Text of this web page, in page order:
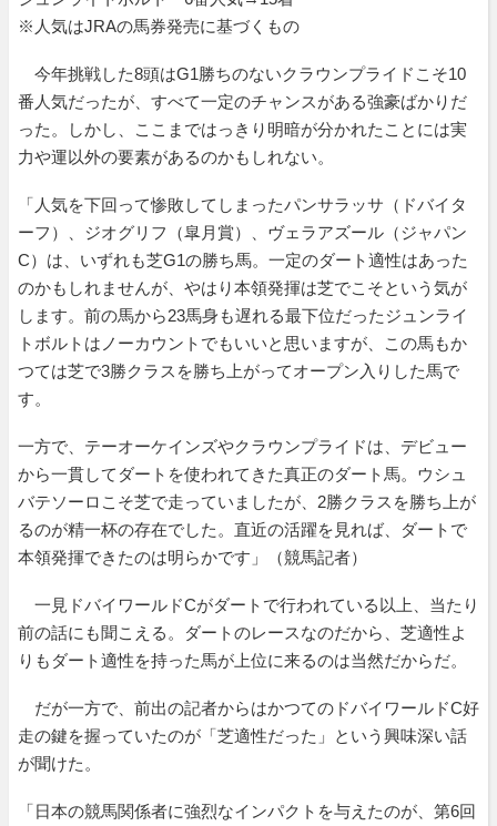
※人気はJRAの馬券発売に基づくもの
今年挑戦した8頭はG1勝ちのないクラウンプライドこそ10
番人気だったが、すべて一定のチャンスがある強豪ばかりだ
った。しかし、ここまではっきり明暗が分かれたことには実
力や運以外の要素があるのかもしれない。
「人気を下回って惨敗してしまったパンサラッサ（ドバイタ
ーフ）、ジオグリフ（皐月賞）、ヴェラアズール（ジャパン
C）は、いずれも芝G1の勝ち馬。一定のダート適性はあった
のかもしれませんが、やはり本領発揮は芝でこそという気が
します。前の馬から23馬身も遅れる最下位だったジュンライ
トボルトはノーカウントでもいいと思いますが、この馬もか
つては芝で3勝クラスを勝ち上がってオープン入りした馬で
す。
一方で、テーオーケインズやクラウンプライドは、デビュー
から一貫してダートを使われてきた真正のダート馬。ウシュ
バテソーロこそ芝で走っていましたが、2勝クラスを勝ち上が
るのが精一杯の存在でした。直近の活躍を見れば、ダートで
本領発揮できたのは明らかです」（競馬記者）
一見ドバイワールドCがダートで行われている以上、当たり
前の話にも聞こえる。ダートのレースなのだから、芝適性よ
りもダート適性を持った馬が上位に来るのは当然だからだ。
だが一方で、前出の記者からはかつてのドバイワールドC好
走の鍵を握っていたのが「芝適性だった」という興味深い話
が聞けた。
「日本の競馬関係者に強烈なインパクトを与えたのが、第6回